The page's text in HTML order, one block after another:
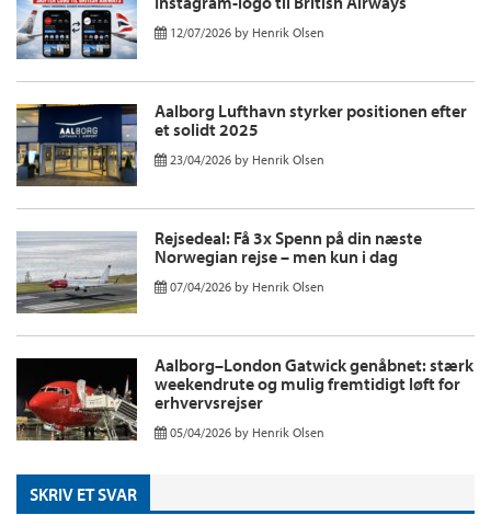
12/07/2026 by Henrik Olsen
Aalborg Lufthavn styrker positionen efter
et solidt 2025
23/04/2026 by Henrik Olsen
Rejsedeal: Få 3x Spenn på din næste
Norwegian rejse – men kun i dag
07/04/2026 by Henrik Olsen
Aalborg–London Gatwick genåbnet: stærk
weekendrute og mulig fremtidigt løft for
erhvervsrejser
05/04/2026 by Henrik Olsen
SKRIV ET SVAR